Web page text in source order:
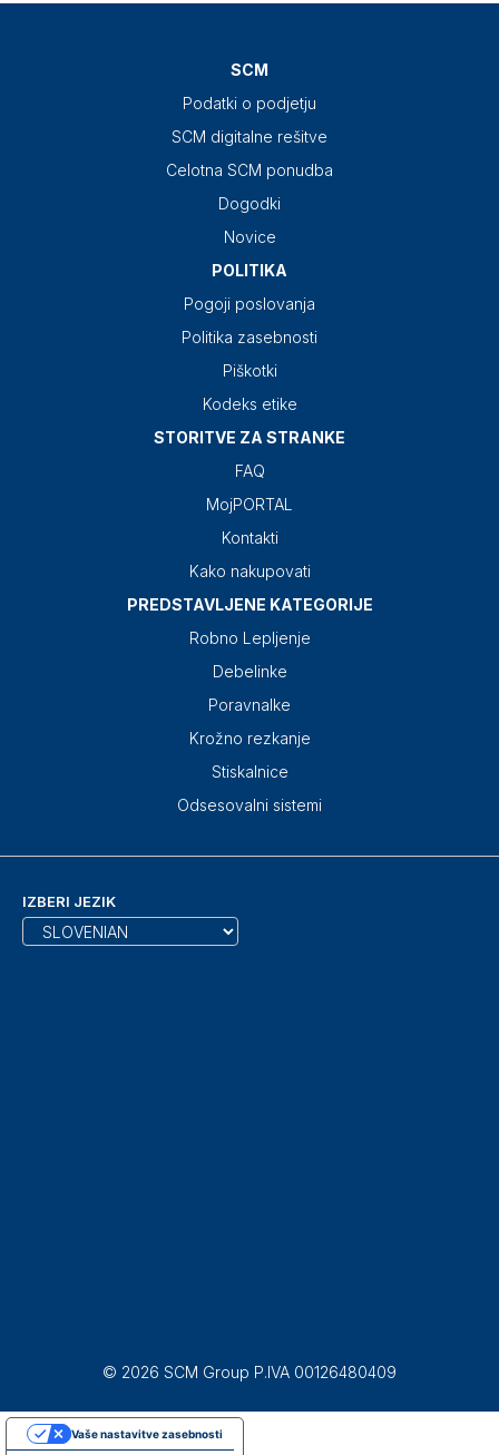
SCM
Podatki o podjetju
SCM digitalne rešitve
Celotna SCM ponudba
Dogodki
Novice
POLITIKA
Pogoji poslovanja
Politika zasebnosti
Piškotki
Kodeks etike
STORITVE ZA STRANKE
FAQ
MojPORTAL
Kontakti
Kako nakupovati
PREDSTAVLJENE KATEGORIJE
Robno Lepljenje
Debelinke
Poravnalke
Krožno rezkanje
Stiskalnice
Odsesovalni sistemi
IZBERI JEZIK
© 2026 SCM Group P.IVA 00126480409
Vaše nastavitve zasebnosti